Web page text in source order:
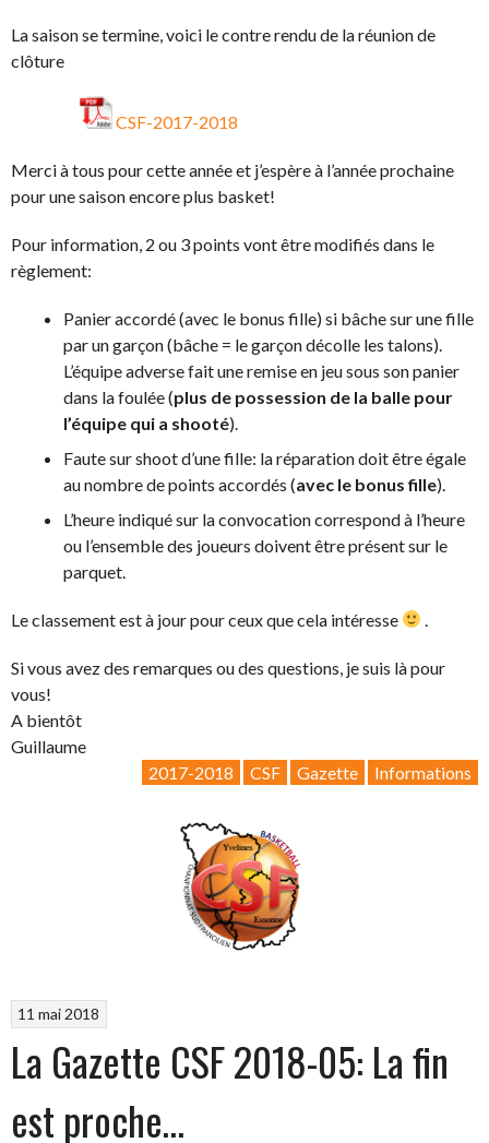
La saison se termine, voici le contre rendu de la réunion de
clôture
CSF-2017-2018
Merci à tous pour cette année et j’espère à l’année prochaine
pour une saison encore plus basket!
Pour information, 2 ou 3 points vont être modifiés dans le
règlement:
Panier accordé (avec le bonus fille) si bâche sur une fille
par un garçon (bâche = le garçon décolle les talons).
L’équipe adverse fait une remise en jeu sous son panier
dans la foulée (plus de possession de la balle pour
l’équipe qui a shooté).
Faute sur shoot d’une fille: la réparation doit être égale
au nombre de points accordés (avec le bonus fille).
L’heure indiqué sur la convocation correspond à l’heure
ou l’ensemble des joueurs doivent être présent sur le
parquet.
Le classement est à jour pour ceux que cela intéresse
Si vous avez des remarques ou des questions, je suis là pour
vous!
A bientôt
Guillaume
2017-2018
CSF Gazette Informations
11 mai 2018
La Gazette CSF 2018-05: La fin
est proche…